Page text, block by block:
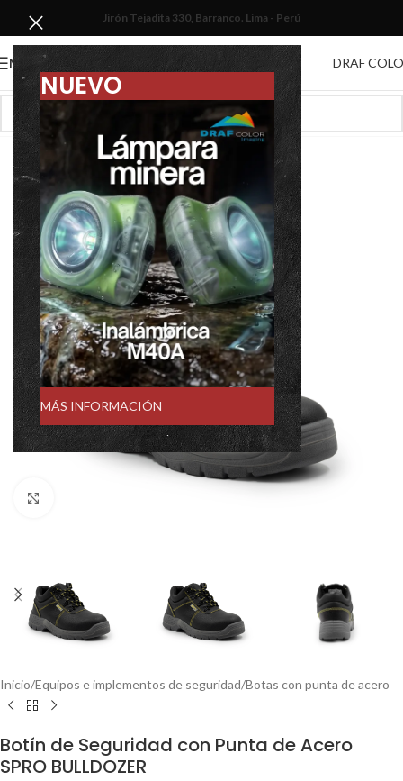
NUEVO
MÁS INFORMACIÓN
Jirón Tejadita 330, Barranco. Lima - Perú
MENU DRAF
Inicio/Equipos e implementos de seguridad/Botas con punta de acero
Botín de Seguridad con Punta de Acero
SPRO BULLDOZER